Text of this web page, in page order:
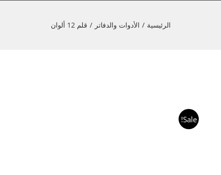
الرئيسية / الأدوات والدفاتر / قلم 12 ألوان
Sale!